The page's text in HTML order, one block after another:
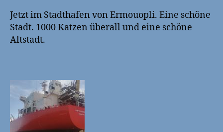
Jetzt im Stadthafen von Ermouopli. Eine schöne
Stadt. 1000 Katzen überall und eine schöne
Altstadt.